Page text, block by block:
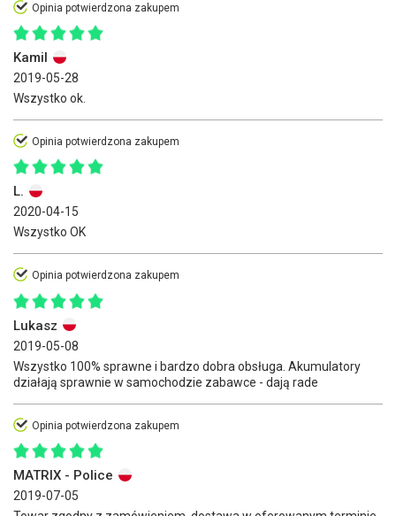
Opinia potwierdzona zakupem
Kamil
2019-05-28
Wszystko ok.
Opinia potwierdzona zakupem
L.
2020-04-15
Wszystko OK
Opinia potwierdzona zakupem
Lukasz
2019-05-08
Wszystko 100% sprawne i bardzo dobra obsługa. Akumulatory
działają sprawnie w samochodzie zabawce - dają rade
Opinia potwierdzona zakupem
MATRIX - Police
2019-07-05